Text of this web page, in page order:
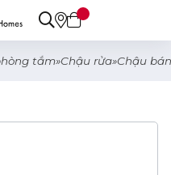
tắm»Chậu rửa»Chậu